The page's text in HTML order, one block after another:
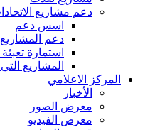
دعم مشاريع
اسس دعم
دعم المشاريع
استمارة
المشاريع
المركز الاعلامي
الأخبار
معرض الصور
معرض الفيديو